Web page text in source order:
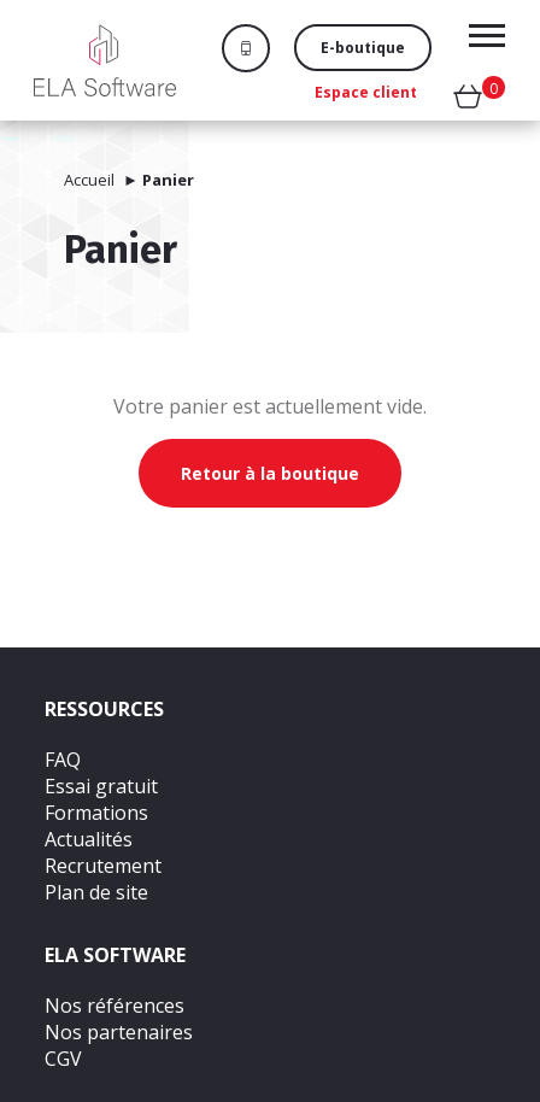
E-boutique
0
Espace client
Accueil ► Panier
Panier
Votre panier est actuellement vide.
Retour à la boutique
RESSOURCES
FAQ
Essai gratuit
Formations
Actualités
Recrutement
Plan de site
ELA SOFTWARE
Nos références
Nos partenaires
CGV